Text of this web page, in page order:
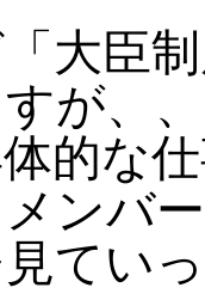
大臣
が、
的な
ンバ
てい